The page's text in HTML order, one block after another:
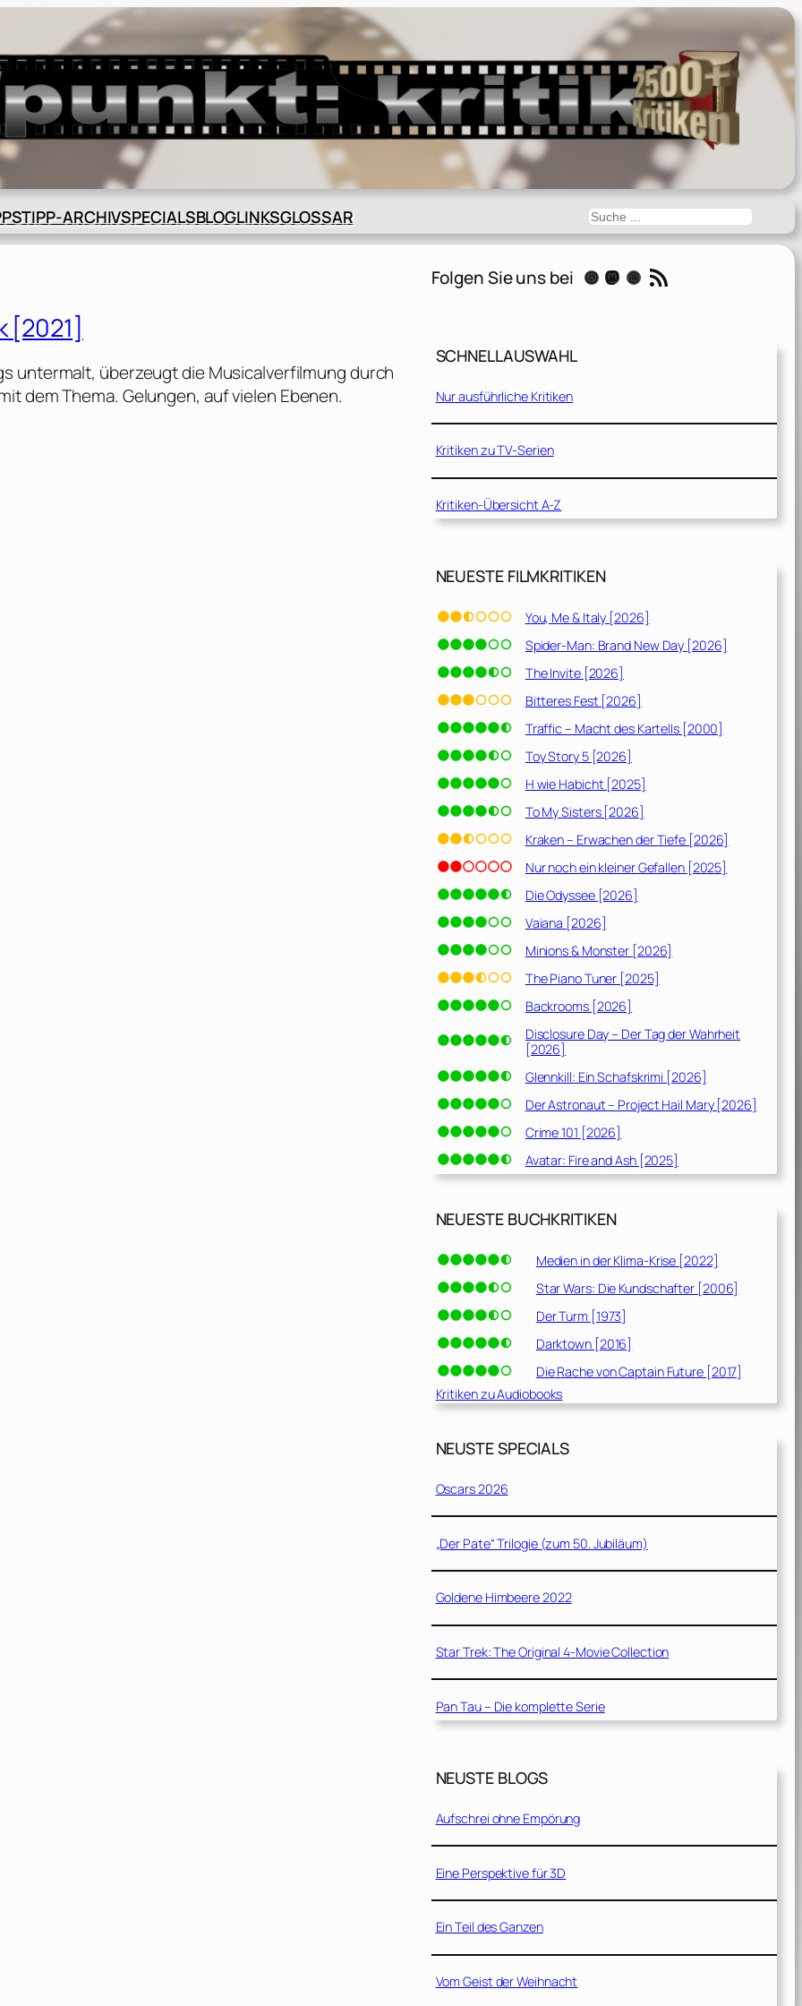
TIPP-ARCHIVSPECIALSBLOGLINKSGLOSSAR Suchen
[2021]
untermalt, überzeugt die Musicalverfilmung durch
dem Thema. Gelungen, auf vielen Ebenen.
Folgen Sie uns bei Instagram Mastodon Threads RSS-Feed
SCHNELLAUSWAHL
Nur ausführliche Kritiken
Kritiken zu TV-Serien
Kritiken-Übersicht A-Z
NEUESTE FILMKRITIKEN
You, Me & Italy [2026]
Spider-Man: Brand New Day [2026]
The Invite [2026]
Bitteres Fest [2026]
Traffic – Macht des Kartells [2000]
Toy Story 5 [2026]
H wie Habicht [2025]
To My Sisters [2026]
Kraken – Erwachen der Tiefe [2026]
Nur noch ein kleiner Gefallen [2025]
Die Odyssee [2026]
Vaiana [2026]
Minions & Monster [2026]
The Piano Tuner [2025]
Backrooms [2026]
Disclosure Day – Der Tag der Wahrheit
[2026]
Glennkill: Ein Schafskrimi [2026]
Der Astronaut – Project Hail Mary [2026]
Crime 101 [2026]
Avatar: Fire and Ash [2025]
NEUESTE BUCHKRITIKEN
Medien in der Klima-Krise [2022]
Star Wars: Die Kundschafter [2006]
Der Turm [1973]
Darktown [2016]
Die Rache von Captain Future [2017]
Kritiken zu Audiobooks
NEUSTE SPECIALS
Oscars 2026
„Der Pate“ Trilogie (zum 50. Jubiläum)
Goldene Himbeere 2022
Star Trek: The Original 4-Movie Collection
Pan Tau – Die komplette Serie
NEUSTE BLOGS
Aufschrei ohne Empörung
Eine Perspektive für 3D
Ein Teil des Ganzen
Vom Geist der Weihnacht